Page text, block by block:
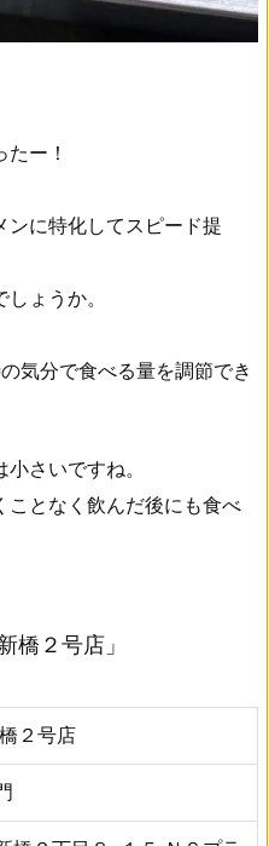
ー！
ンに特化してスピード提
ょうか。
気分で食べる量を調節でき
小さいですね。
ことなく飲んだ後にも食べ
橋２号店」
２号店